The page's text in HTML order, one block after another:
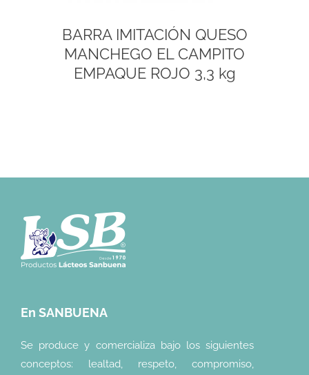
BARRA IMITACIÓN QUESO
MANCHEGO EL CAMPITO
EMPAQUE ROJO 3,3 kg
En SANBUENA
Se produce y comercializa bajo los siguientes
conceptos: lealtad, respeto, compromiso,